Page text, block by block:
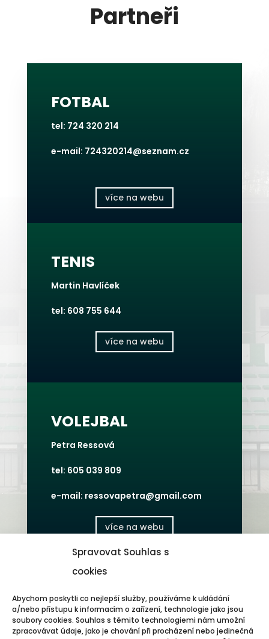
Spravovat Souhlas s
cookies
Abychom poskytli co nejlepší služby, používáme k ukládání
a/nebo přístupu k informacím o zařízení, technologie jako jsou
soubory cookies. Souhlas s těmito technologiemi nám umožní
zpracovávat údaje, jako je chování při procházení nebo jedinečná
Partneři
FOTBAL
tel: 724 320 214
e-mail: 724320214@seznam.cz
více na webu
TENIS
Martin Havlíček
tel: 608 755 644
více na webu
VOLEJBAL
Petra Ressová
tel: 605 039 809
e-mail: ressovapetra@gmail.com
více na webu
ASPV
Hana Bíla